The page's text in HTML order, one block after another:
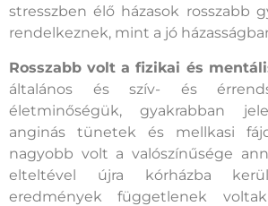
stresszben élő házasok rosszabb
rendelkeznek, mint a jó
Rosszabb volt a fizikai és
általános és szív- és
életminőségük, gyakrabban
anginás tünetek és mellkasi
nagyobb volt a valószínűsége
elteltével újra kórházba
eredmények függetlenek